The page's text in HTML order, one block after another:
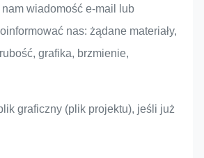
nam wiadomość e-mail lub
nas: żądane materiały,
grafika, brzmienie,
graficzny (plik projektu), jeśli już